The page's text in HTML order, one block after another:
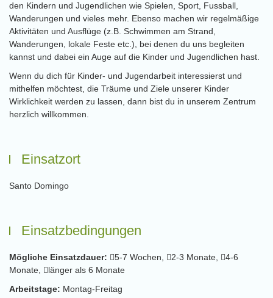
den Kindern und Jugendlichen wie Spielen, Sport, Fussball,
Wanderungen und vieles mehr. Ebenso machen wir regelmäßige
Aktivitäten und Ausflüge (z.B. Schwimmen am Strand,
Wanderungen, lokale Feste etc.), bei denen du uns begleiten
kannst und dabei ein Auge auf die Kinder und Jugendlichen hast.
Wenn du dich für Kinder- und Jugendarbeit interessierst und
mithelfen möchtest, die Träume und Ziele unserer Kinder
Wirklichkeit werden zu lassen, dann bist du in unserem Zentrum
herzlich willkommen.
Einsatzort
Santo Domingo
Einsatzbedingungen
Mögliche Einsatzdauer: 5-7 Wochen, 2-3 Monate,
4-6
Monate,
länger als 6 Monate
Arbeitstage: Montag-Freitag